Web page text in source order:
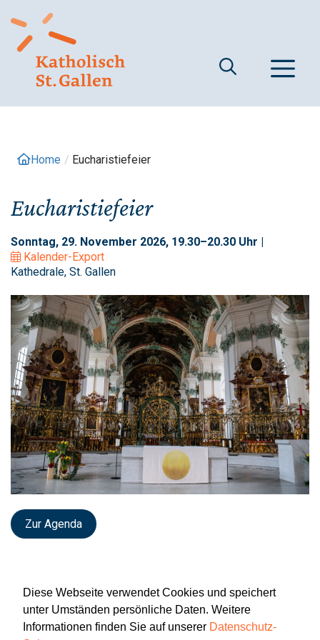
Diese Webseite verwendet Cookies und speichert
unter Umständen persönliche Daten. Weitere
Informationen finden Sie auf unserer Datenschutz-
zum
Inhalt
Home / Eucharistiefeier
Eucharistiefeier
Sonntag, 29. November 2026, 19.30–20.30 Uhr |
Kalender-Export
Kathedrale, St. Gallen
Zur Agenda